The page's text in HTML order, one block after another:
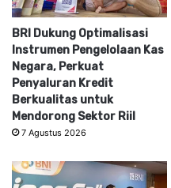
BRI Dukung Optimalisasi
Instrumen Pengelolaan Kas
Negara, Perkuat
Penyaluran Kredit
Berkualitas untuk
Mendorong Sektor Riil
7 Agustus 2026